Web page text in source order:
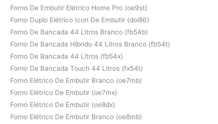
Forno De Embutir Elétrico Home Pro (oe9st)
Forno Duplo Elétrico Icon De Embutir (doi86)
Forno De Bancada 44 Litros Branco (fb54b)
Forno De Bancada Híbrido 44 Litros Branco (fb54t)
Forno De Bancada 44 Litros (fb54x)
Forno De Bancada Touch 44 Litros (fx54t)
Forno Elétrico De Embutir Branco (oe7mb)
Forno Elétrico De Embutir (oe7mx)
Forno Elétrico De Embutir (oe8dx)
Forno Elétrico De Embutir Branco (oe8mb)